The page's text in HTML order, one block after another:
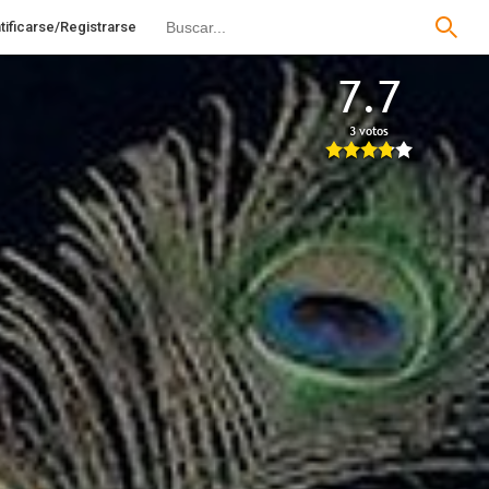
Registrarse
7.7
3 votos